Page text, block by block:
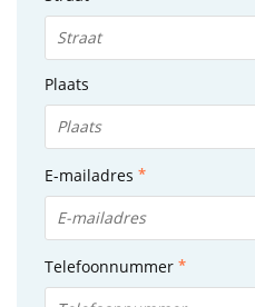
Plaats
E-mailadres
Telefoonnummer